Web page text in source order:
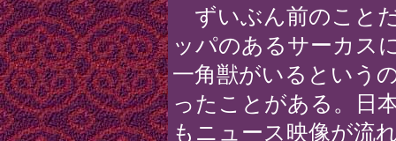
ずいぶん前のこと
ッパのあるサーカス
一角獣がいるという
ったことがある。日
もニュース映像が流